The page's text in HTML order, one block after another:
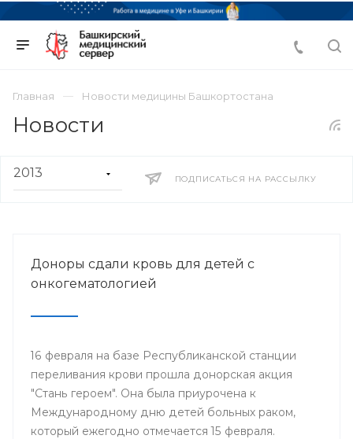
Главная Новости медицины Башкортостана
Новости
ПОДПИСАТЬСЯ НА РАССЫЛКУ
Доноры сдали кровь для детей с
онкогематологией
16 февраля на базе Республиканской станции
переливания крови прошла донорская акция
"Стань героем". Она была приурочена к
Международному дню детей больных раком,
который ежегодно отмечается 15 февраля.